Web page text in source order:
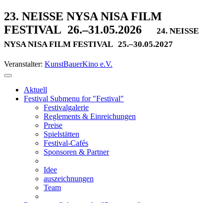
23. NEISSE NYSA NISA FILM
FESTIVAL 26.–31.05.2026
24. NEISSE
NYSA NISA FILM FESTIVAL 25.–30.05.2027
Veranstalter: KunstBauerKino e.V.
Aktuell
Festival Submenu for "Festival"
Festivalgalerie
Reglements & Einreichungen
Preise
Spielstätten
Festival-Cafés
Sponsoren & Partner
Idee
auszeichnungen
Team